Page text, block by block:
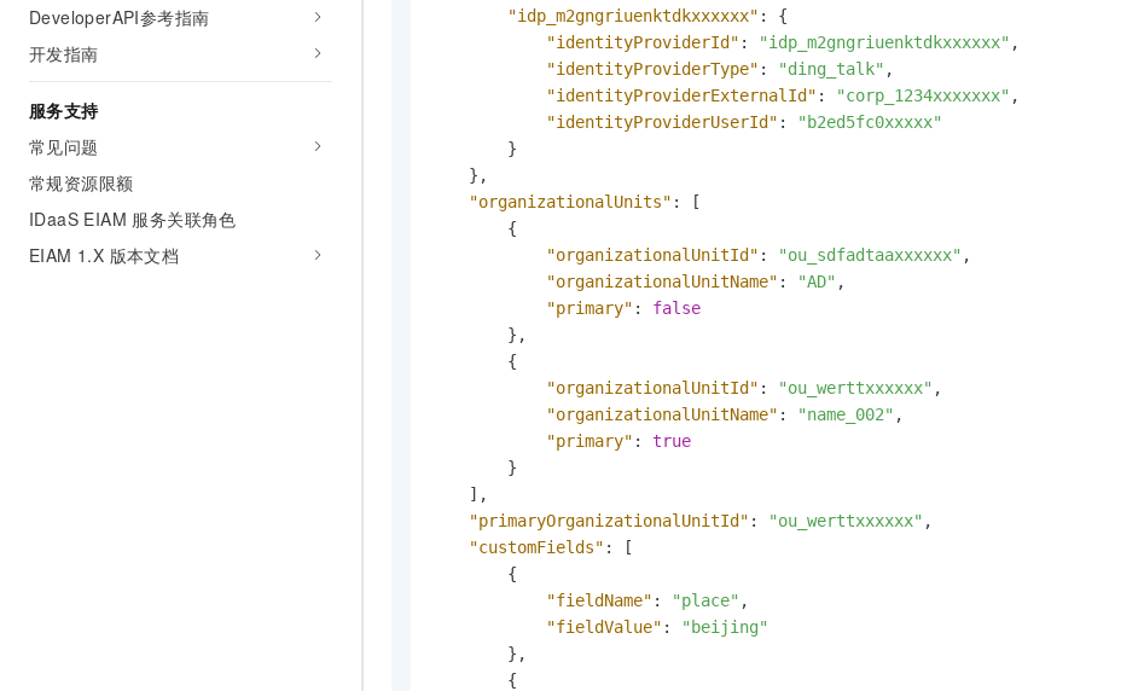
DeveloperAPI参考指南
开发指南
服务支持
常见问题
常规资源限额
IDaaS EIAM 服务关联角色
EIAM 1.X 版本文档
"idp_m2gngriuenktdkxxxxxx" :
{
"identityProviderId" : "idp_m2gngriuenktdkxxxxxx" ,
"identityProviderType" : "ding_talk" ,
"identityProviderExternalId" : "corp_1234xxxxxxx" ,
"identityProviderUserId" :
"b2ed5fc0xxxxx"
}
} ,
"organizationalUnits" :
[
{
"organizationalUnitId" : "ou_sdfadtaaxxxxxx" ,
"organizationalUnitName" : "AD" ,
"primary" :
false
} ,
{
"organizationalUnitId" : "ou_werttxxxxxx" ,
"organizationalUnitName" : "name_002" ,
"primary" :
true
}
] ,
"primaryOrganizationalUnitId" : "ou_werttxxxxxx" ,
"customFields" :
[
{
"fieldName" : "place" ,
"fieldValue" :
"beijing"
} ,
{